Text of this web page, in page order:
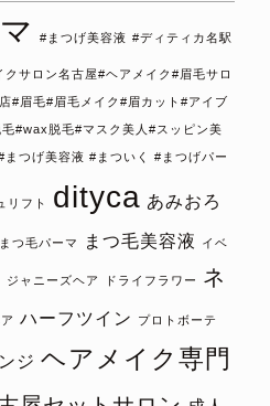
#まつげ美容液 #ディティカ名駅
サロン名古屋#ヘアメイク#眉毛サロ
#眉毛#眉毛メイク#眉カット#アイブ
#wax脱毛#マスク美人#スッピン美
つげ美容液 #まついく #まつげパー
リフト dityca あみおろ
まつ毛パーマ まつ毛美容液 イベ
ジャニーズヘア ドライフラワー
ネ
ハーフツイン プロトボーテ
ジ ヘアメイク専門